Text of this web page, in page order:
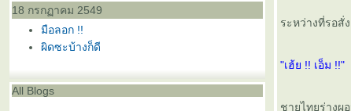
18 กรกฏาคม 2549
มือลอก !!
ผิดซะบ้างก็ดี
All Blogs
ระหว่างที่รอสั่
"เฮ้ย !! เอ็ม !!"
ชายไทยร่างผ